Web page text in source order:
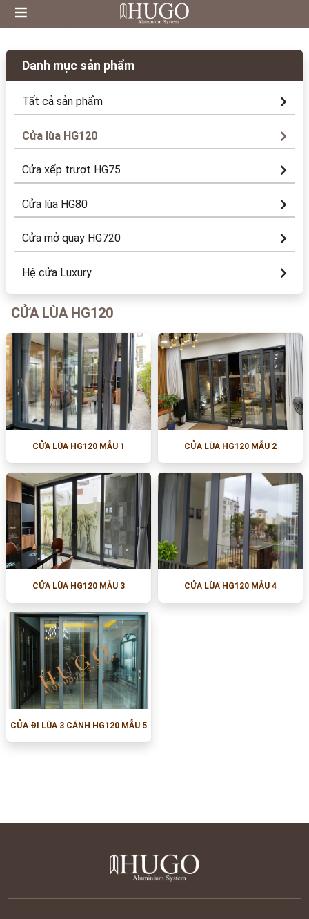
Danh mục sản phẩm
Tất cả sản phẩm
Cửa lùa HG120
Cửa xếp trượt HG75
Cửa lùa HG80
Cửa mở quay HG720
Hệ cửa Luxury
CỬA LÙA HG120
CỬA LÙA HG120 MẪU 1 CỬA LÙA HG120 MẪU 2
CỬA LÙA HG120 MẪU 3 CỬA LÙA HG120 MẪU 4
CỬA ĐI LÙA 3 CÁNH HG120 MẪU 5